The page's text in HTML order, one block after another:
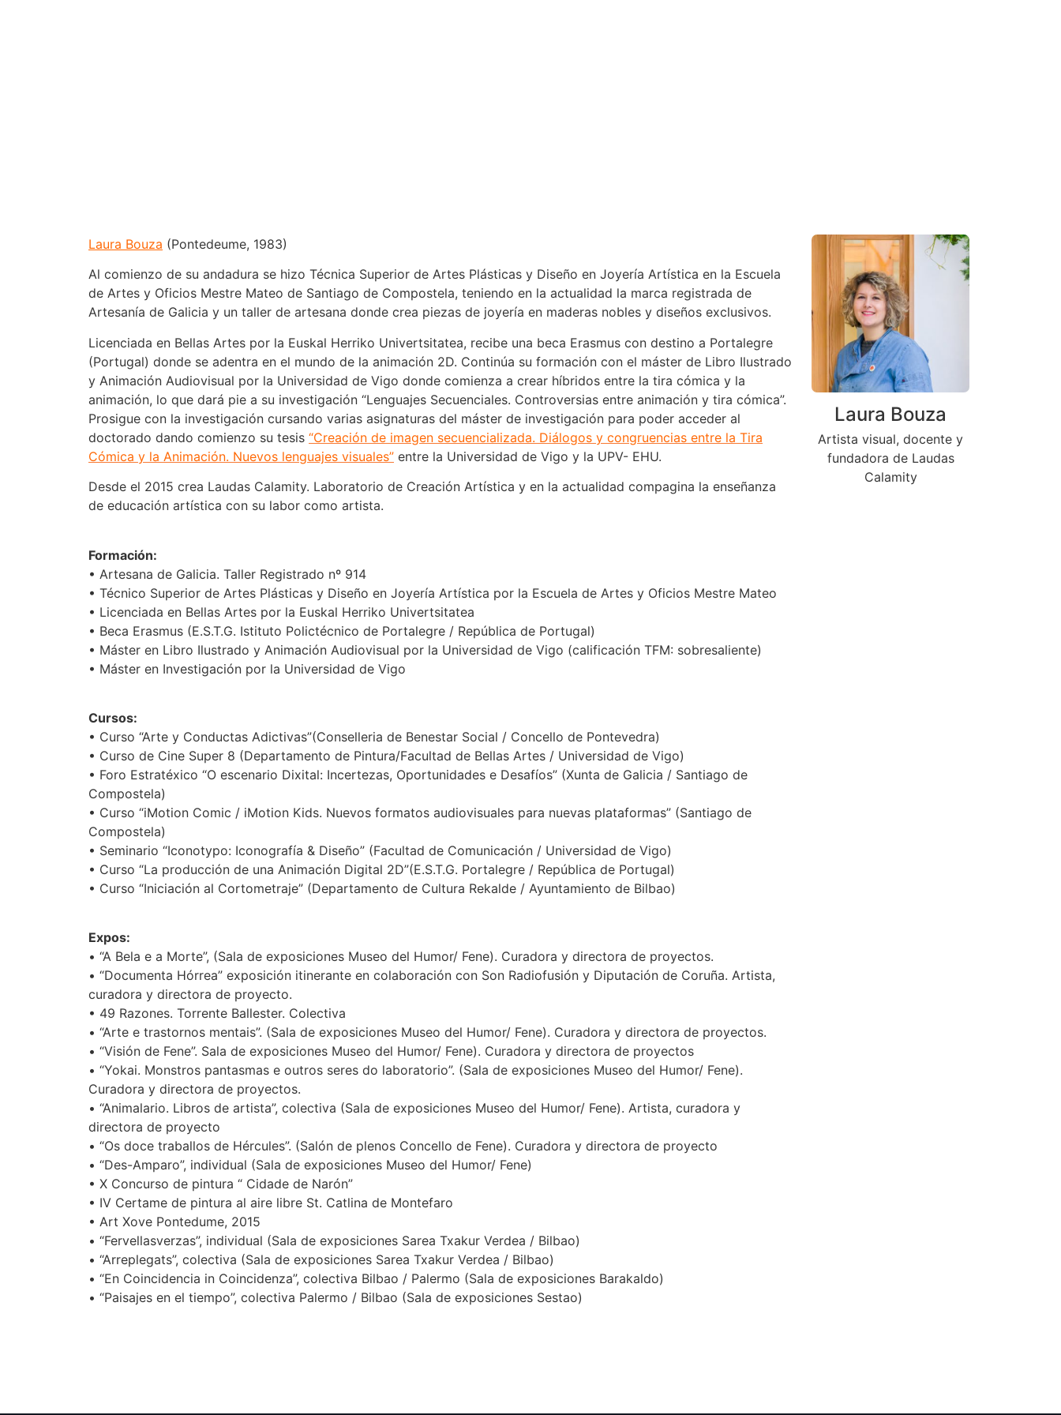
Laura Bouza (Pontedeume, 1983)
Al comienzo de su andadura se hizo Técnica Superior de Artes Plásticas y Diseño en Joyería Artística en la Escuela
de Artes y Oficios Mestre Mateo de Santiago de Compostela, teniendo en la actualidad la marca registrada de
Artesanía de Galicia y un taller de artesana donde crea piezas de joyería en maderas nobles y diseños exclusivos.
Licenciada en Bellas Artes por la Euskal Herriko Univertsitatea, recibe una beca Erasmus con destino a Portalegre
(Portugal) donde se adentra en el mundo de la animación 2D. Continúa su formación con el máster de Libro Ilustrado
y Animación Audiovisual por la Universidad de Vigo donde comienza a crear híbridos entre la tira cómica y la
animación, lo que dará pie a su investigación “Lenguajes Secuenciales. Controversias entre animación y tira cómica”.
Prosigue con la investigación cursando varias asignaturas del máster de investigación para poder acceder al
doctorado dando comienzo su tesis “Creación de imagen secuencializada. Diálogos y congruencias entre la Tira
Cómica y la Animación. Nuevos lenguajes visuales” entre la Universidad de Vigo y la UPV- EHU.
Desde el 2015 crea Laudas Calamity. Laboratorio de Creación Artística y en la actualidad compagina la enseñanza
de educación artística con su labor como artista.
Formación:
• Artesana de Galicia. Taller Registrado nº 914
• Técnico Superior de Artes Plásticas y Diseño en Joyería Artística por la Escuela de Artes y Oficios Mestre Mateo
• Licenciada en Bellas Artes por la Euskal Herriko Univertsitatea
• Beca Erasmus (E.S.T.G. Istituto Polictécnico de Portalegre / República de Portugal)
• Máster en Libro Ilustrado y Animación Audiovisual por la Universidad de Vigo (calificación TFM: sobresaliente)
• Máster en Investigación por la Universidad de Vigo
Cursos:
• Curso “Arte y Conductas Adictivas”(Conselleria de Benestar Social / Concello de Pontevedra)
• Curso de Cine Super 8 (Departamento de Pintura/Facultad de Bellas Artes / Universidad de Vigo)
• Foro Estratéxico “O escenario Dixital: Incertezas, Oportunidades e Desafíos” (Xunta de Galicia / Santiago de
Compostela)
• Curso “iMotion Comic / iMotion Kids. Nuevos formatos audiovisuales para nuevas plataformas” (Santiago de
Compostela)
• Seminario “Iconotypo: Iconografía & Diseño” (Facultad de Comunicación / Universidad de Vigo)
• Curso “La producción de una Animación Digital 2D”(E.S.T.G. Portalegre / República de Portugal)
• Curso “Iniciación al Cortometraje” (Departamento de Cultura Rekalde / Ayuntamiento de Bilbao)
Expos:
• “A Bela e a Morte”, (Sala de exposiciones Museo del Humor/ Fene). Curadora y directora de proyectos.
• “Documenta Hórrea” exposición itinerante en colaboración con Son Radiofusión y Diputación de Coruña. Artista,
curadora y directora de proyecto.
• 49 Razones. Torrente Ballester. Colectiva
• “Arte e trastornos mentais”. (Sala de exposiciones Museo del Humor/ Fene). Curadora y directora de proyectos.
• “Visión de Fene”. Sala de exposiciones Museo del Humor/ Fene). Curadora y directora de proyectos
• “Yokai. Monstros pantasmas e outros seres do laboratorio”. (Sala de exposiciones Museo del Humor/ Fene).
Curadora y directora de proyectos.
• “Animalario. Libros de artista”, colectiva (Sala de exposiciones Museo del Humor/ Fene). Artista, curadora y
directora de proyecto
• “Os doce traballos de Hércules”. (Salón de plenos Concello de Fene). Curadora y directora de proyecto
• “Des-Amparo”, individual (Sala de exposiciones Museo del Humor/ Fene)
• X Concurso de pintura “ Cidade de Narón”
• IV Certame de pintura al aire libre St. Catlina de Montefaro
• Art Xove Pontedume, 2015
• “Fervellasverzas”, individual (Sala de exposiciones Sarea Txakur Verdea / Bilbao)
• “Arreplegats”, colectiva (Sala de exposiciones Sarea Txakur Verdea / Bilbao)
• “En Coincidencia in Coincidenza”, colectiva Bilbao / Palermo (Sala de exposiciones Barakaldo)
• “Paisajes en el tiempo”, colectiva Palermo / Bilbao (Sala de exposiciones Sestao)
Laura Bouza
Artista visual, docente y
fundadora de Laudas
Calamity